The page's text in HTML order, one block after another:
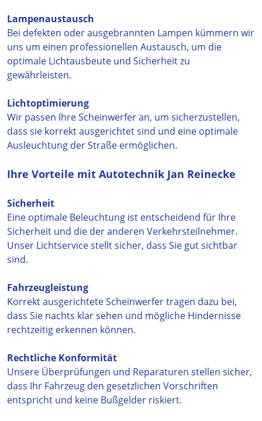
Lampenaustausch
Bei defekten oder ausgebrannten Lampen kümmern wir
uns um einen professionellen Austausch, um die
optimale Lichtausbeute und Sicherheit zu
gewährleisten.
Lichtoptimierung
Wir passen Ihre Scheinwerfer an, um sicherzustellen,
dass sie korrekt ausgerichtet sind und eine optimale
Ausleuchtung der Straße ermöglichen.
Ihre Vorteile mit Autotechnik Jan Reinecke
Sicherheit
Eine optimale Beleuchtung ist entscheidend für Ihre
Sicherheit und die der anderen Verkehrsteilnehmer.
Unser Lichtservice stellt sicher, dass Sie gut sichtbar
sind.
Fahrzeugleistung
Korrekt ausgerichtete Scheinwerfer tragen dazu bei,
dass Sie nachts klar sehen und mögliche Hindernisse
rechtzeitig erkennen können.
Rechtliche Konformität
Unsere Überprüfungen und Reparaturen stellen sicher,
dass Ihr Fahrzeug den gesetzlichen Vorschriften
entspricht und keine Bußgelder riskiert.